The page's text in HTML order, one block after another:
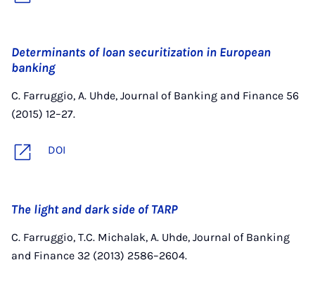
Determinants of loan securitization in European
banking
C. Farruggio, A. Uhde, Journal of Banking and Finance 56
(2015) 12–27.
DOI
The light and dark side of TARP
C. Farruggio, T.C. Michalak, A. Uhde, Journal of Banking
and Finance 32 (2013) 2586–2604.